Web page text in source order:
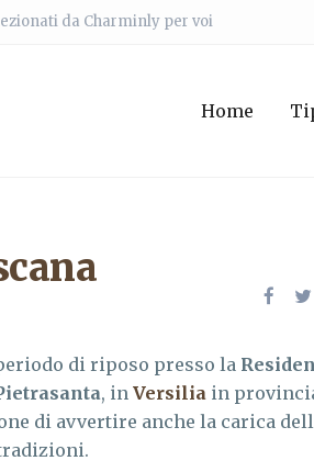
da Charminly per voi
Home
di riposo presso la
, in Versilia in
di avvertire anche la carica